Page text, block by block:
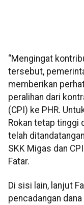
“Mengingat
tersebut,
memberikan
peralihan dari
(CPI) ke PHR.
Rokan tetap tinggi
telah
SKK Migas dan
Fatar.
Di sisi lain, lanjut
pencadangan